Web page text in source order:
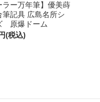
ラー万年筆】優美蒔
筆記具 広島名所シ
原爆ドーム
(税込)